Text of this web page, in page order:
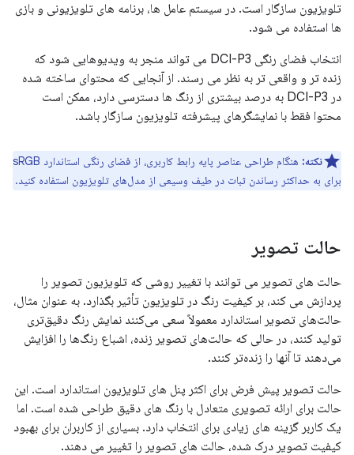
تلویزیون سازگار است. در سیستم عامل ها، برنامه های تلویزیونی و بازی
ها استفاده می شود.
انتخاب فضای رنگی DCI-P3 می تواند منجر به ویدیوهایی شود که
زنده تر و واقعی تر به نظر می رسند. از آنجایی که محتوای ساخته شده
در DCI-P3 به درصد بیشتری از رنگ ها دسترسی دارد، ممکن است
محتوا فقط با نمایشگرهای پیشرفته تلویزیون سازگار باشد.
نکته:
هنگام طراحی عناصر پایه رابط کاربری، از فضای رنگی استاندارد sRGB
برای به حداکثر رساندن ثبات در طیف وسیعی از مدل‌های تلویزیون استفاده کنید.
حالت تصویر
حالت های تصویر می توانند با تغییر روشی که تلویزیون تصویر را
پردازش می کند، بر کیفیت رنگ در تلویزیون تأثیر بگذارد. به عنوان مثال،
حالت‌های تصویر استاندارد معمولاً سعی می‌کنند نمایش رنگ دقیق‌تری
تولید کنند، در حالی که حالت‌های تصویر زنده، اشباع رنگ‌ها را افزایش
می‌دهند تا آنها را زنده‌تر کنند.
حالت تصویر پیش فرض برای اکثر پنل های تلویزیون استاندارد است. این
حالت برای ارائه تصویری متعادل با رنگ های دقیق طراحی شده است. اما
یک کاربر گزینه های زیادی برای انتخاب دارد. بسیاری از کاربران برای بهبود
کیفیت تصویر درک شده، حالت های تصویر را تغییر می دهند.